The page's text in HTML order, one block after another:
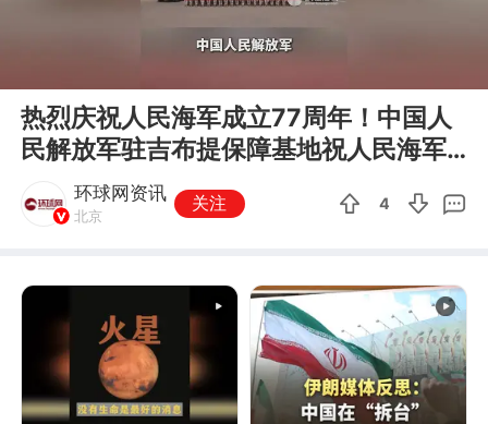
热烈庆祝人民海军成立77周年！中国人
民解放军驻吉布提保障基地祝人民海军
生日快乐！
环球网资讯
北京
关注 4